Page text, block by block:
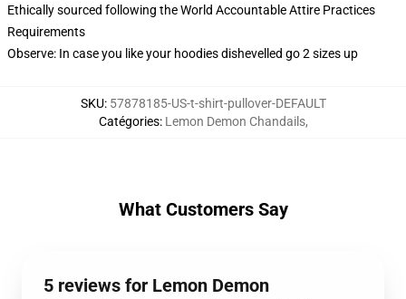
Ethically sourced following the World Accountable Attire Practices
Requirements
Observe: In case you like your hoodies dishevelled go 2 sizes up
SKU: 57878185-US-t-shirt-pullover-DEFAULT
Catégories: Lemon Demon Chandails,
What Customers Say
5 reviews for Lemon Demon